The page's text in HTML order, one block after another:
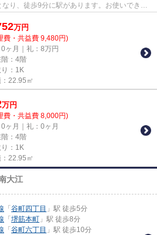
り、徒歩9分に駅があります。お使いできる
万円
費・共益費 9,480円)
0ヶ月｜礼：8万円
階：4階
り：1K
22.95㎡
万円
費・共益費 8,000円)
ヶ月｜礼：0ヶ月
階：4階
り：1K
22.95㎡
大江
「 谷町四丁目 」駅 徒歩5分
「 堺筋本町 」駅 徒歩8分
「 谷町六丁目 」駅 徒歩10分